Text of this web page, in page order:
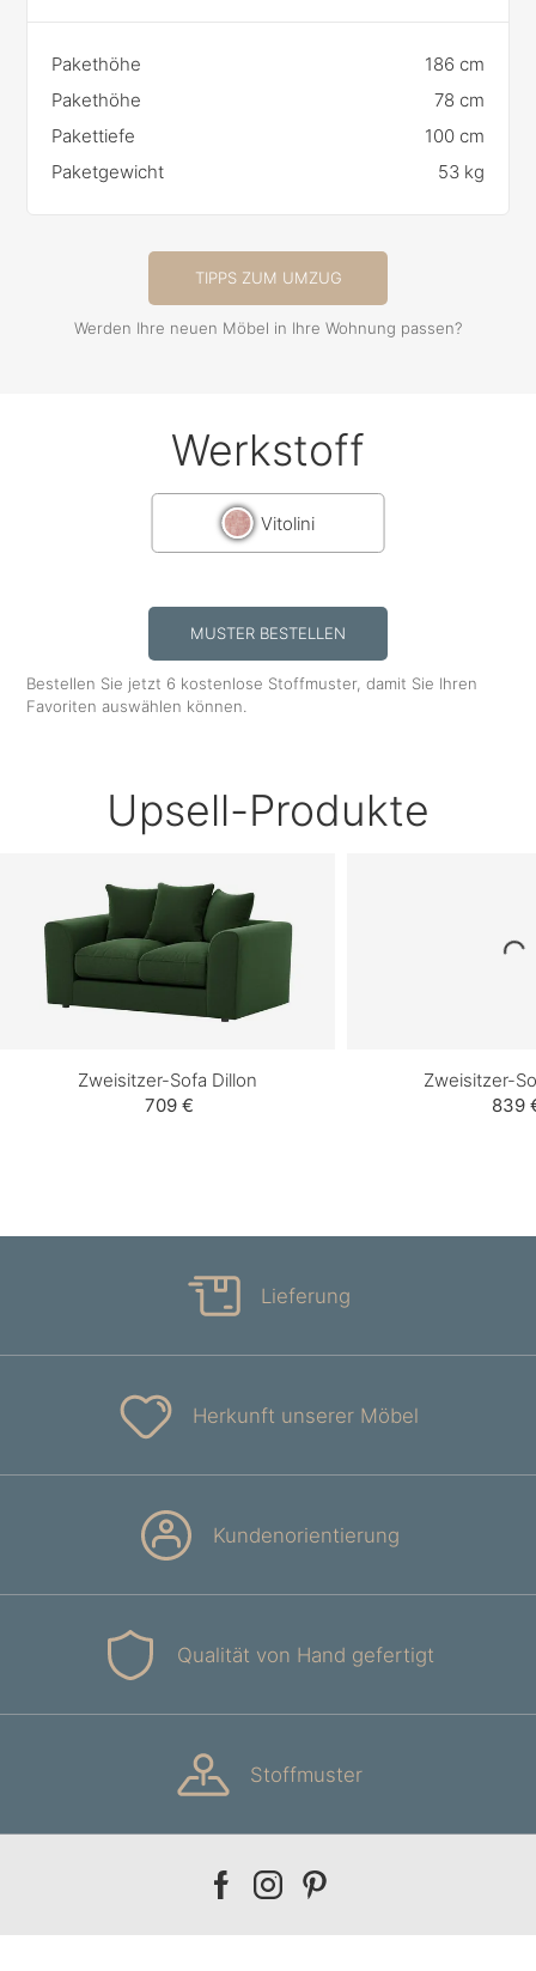
Pakethöhe
186 cm
Pakethöhe
78 cm
Pakettiefe
100 cm
Paketgewicht
53 kg
TIPPS ZUM UMZUG
Werden Ihre neuen Möbel in Ihre Wohnung passen?
Werkstoff
Vitolini
MUSTER BESTELLEN
Bestellen Sie jetzt 6 kostenlose Stoffmuster, damit Sie Ihren
Favoriten auswählen können.
Upsell-Produkte
Zweisitzer-Sofa Dillon
709 €
Zweisitzer-
839
Lieferung
Herkunft unserer Möbel
Kundenorientierung
Qualität von Hand gefertigt
Stoffmuster
Our
Our
Our